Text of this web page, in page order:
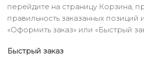
перейдите на страницу Корзина,
правильность заказанных позиций
«Оформить заказ» или «Быстрый
Быстрый заказ